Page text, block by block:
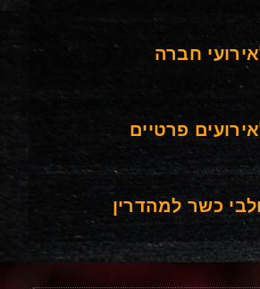
חברה
פרטיים
כשר למהדרין